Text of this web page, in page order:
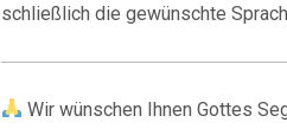
schließlich die gewünschte
Wir wünschen Ihnen Gottes